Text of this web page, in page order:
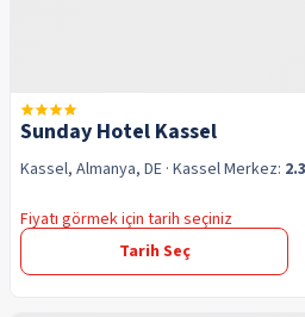
Sunday Hotel Kassel
Kassel, Almanya, DE · KasselMerkez:
Fiyatı görmek için tarih seçiniz
Tarih Seç